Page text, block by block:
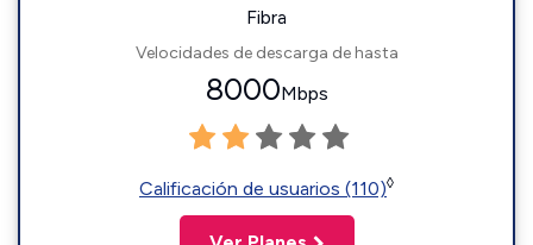
Fibra
Velocidades de descarga de hasta
8000Mbps
Calificación de usuarios (110)◊